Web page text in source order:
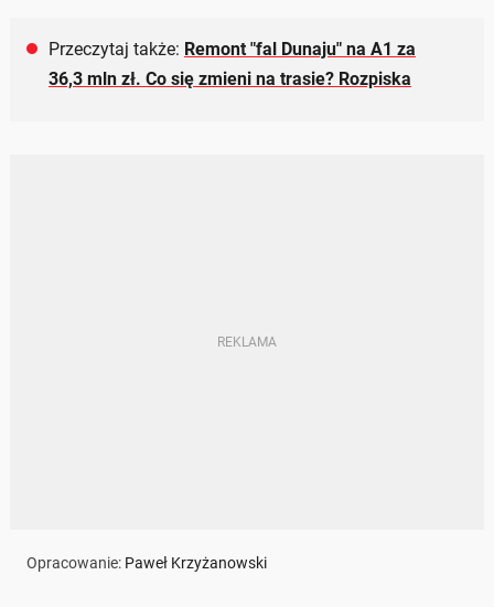
Przeczytaj także: Remont "fal Dunaju" na A1 za
36,3 mln zł. Co się zmieni na trasie? Rozpiska
Opracowanie: Paweł Krzyżanowski